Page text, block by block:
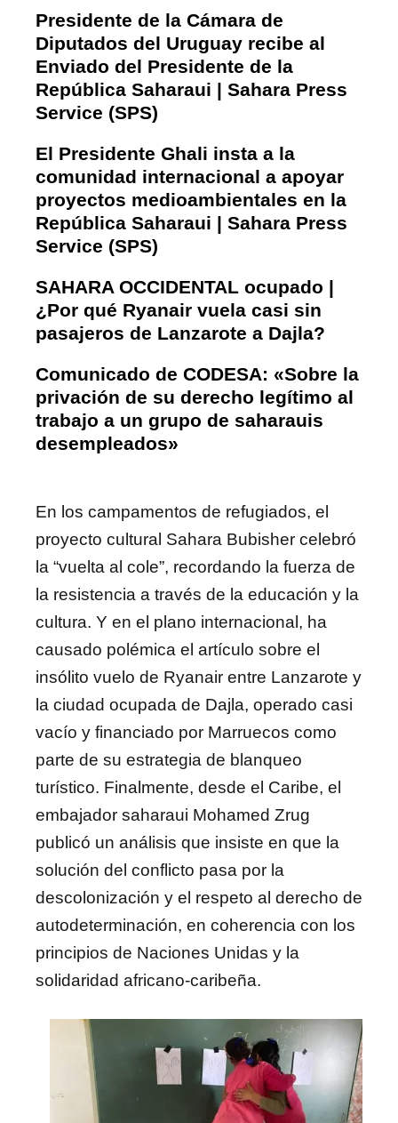
Presidente de la Cámara de
Diputados del Uruguay recibe al
Enviado del Presidente de la
República Saharaui | Sahara Press
Service (SPS)
El Presidente Ghali insta a la
comunidad internacional a apoyar
proyectos medioambientales en la
República Saharaui | Sahara Press
Service (SPS)
SAHARA OCCIDENTAL ocupado |
¿Por qué Ryanair vuela casi sin
pasajeros de Lanzarote a Dajla?
Comunicado de CODESA: «Sobre la
privación de su derecho legítimo al
trabajo a un grupo de saharauis
desempleados»
En los campamentos de refugiados, el
proyecto cultural Sahara Bubisher celebró
la “vuelta al cole”, recordando la fuerza de
la resistencia a través de la educación y la
cultura. Y en el plano internacional, ha
causado polémica el artículo sobre el
insólito vuelo de Ryanair entre Lanzarote y
la ciudad ocupada de Dajla, operado casi
vacío y financiado por Marruecos como
parte de su estrategia de blanqueo
turístico. Finalmente, desde el Caribe, el
embajador saharaui Mohamed Zrug
publicó un análisis que insiste en que la
solución del conflicto pasa por la
descolonización y el respeto al derecho de
autodeterminación, en coherencia con los
principios de Naciones Unidas y la
solidaridad africano-caribeña.